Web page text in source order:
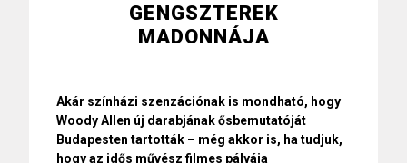
GENGSZTEREK
MADONNÁJA
Akár színházi szenzációnak is mondható, hogy
Woody Allen új darabjának ősbemutatóját
Budapesten tartották – még akkor is, ha tudjuk,
hogy az idős művész filmes pályája